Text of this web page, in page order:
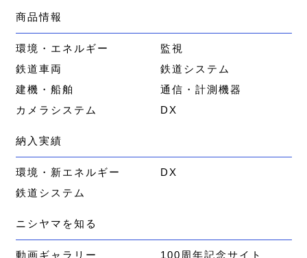
商品情報
環境・エネルギー
監視
鉄道車両
鉄道システム
建機・船舶
通信・計測機器
カメラシステム
DX
納入実績
環境・新エネルギー
DX
鉄道システム
ニシヤマを知る
動画ギャラリー
100周年記念サイト